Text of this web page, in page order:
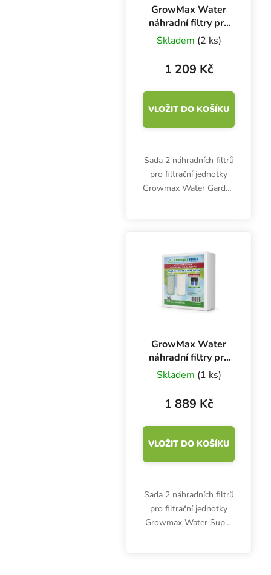
GrowMax Water
náhradní filtry pro
Garden Grow 480
Skladem (2 ks)
1 209 Kč
VLOŽIT DO KOŠÍKU
Sada 2 náhradních filtrů
pro filtrační jednotky
Growmax Water Garden
GrowMax Water
náhradní filtry pro
Super Grow 800
Skladem (1 ks)
1 889 Kč
VLOŽIT DO KOŠÍKU
Sada 2 náhradních filtrů
pro filtrační jednotky
Growmax Water Super